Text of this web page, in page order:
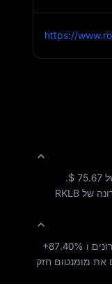
https://
$ 75.67
של RKLB
ו +87.40%
את מומנטום חזק